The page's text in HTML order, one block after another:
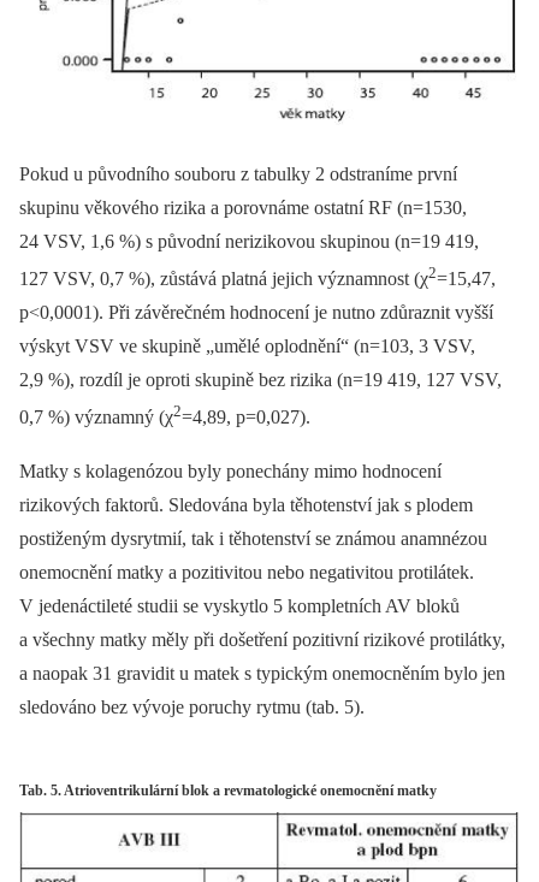
Pokud u původního souboru z tabulky 2 odstraníme první
skupinu věkového rizika a porovnáme ostatní RF (n=1530,
24 VSV, 1,6 %) s původní nerizikovou skupinou (n=19 419,
127 VSV, 0,7 %), zůstává platná jejich významnost (χ2=15,47,
p<0,0001). Při závěrečném hodnocení je nutno zdůraznit vyšší
výskyt VSV ve skupině „umělé oplodnění“ (n=103, 3 VSV,
2,9 %), rozdíl je oproti skupině bez rizika (n=19 419, 127 VSV,
0,7 %) významný (χ2=4,89, p=0,027).
Matky s kolagenózou byly ponechány mimo hodnocení
rizikových faktorů. Sledována byla těhotenství jak s plodem
postiženým dysrytmií, tak i těhotenství se známou anamnézou
onemocnění matky a pozitivitou nebo negativitou protilátek.
V jedenáctileté studii se vyskytlo 5 kompletních AV bloků
a všechny matky měly při došetření pozitivní rizikové protilátky,
a naopak 31 gravidit u matek s typickým onemocněním bylo jen
sledováno bez vývoje poruchy rytmu (tab. 5).
Tab. 5. Atrioventrikulární blok a revmatologické onemocnění matky